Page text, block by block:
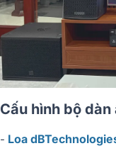
Cấu hình bộ
- Loa